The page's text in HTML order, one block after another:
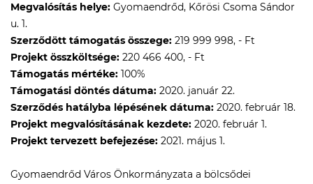
Megvalósítás helye: Gyomaendrőd, Kőrösi Csoma Sándor
u. 1.
Szerződött támogatás összege: 219 999 998, - Ft
Projekt összköltsége: 220 466 400, - Ft
Támogatás mértéke: 100%
Támogatási döntés dátuma: 2020. január 22.
Szerződés hatályba lépésének dátuma: 2020. február 18.
Projekt megvalósításának kezdete: 2020. február 1.
Projekt tervezett befejezése: 2021. május 1.
Gyomaendrőd Város Önkormányzata a bölcsődei